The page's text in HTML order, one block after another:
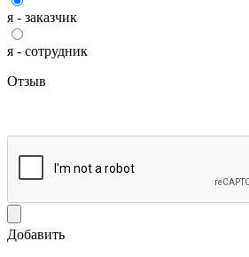
я - заказчик
я - сотрудник
Отзыв
Добавить